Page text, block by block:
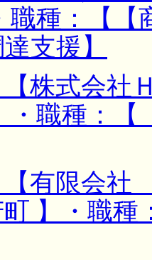
職種：【
支援】
株式会社
・職種：【
【有限会
】・職